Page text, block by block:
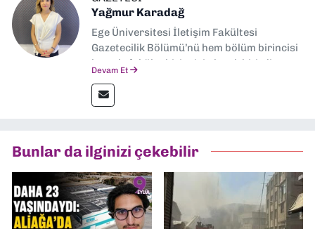
Yağmur Karadağ
Ege Üniversitesi İletişim Fakültesi
Gazetecilik Bölümü’nü hem bölüm birincisi
hem de fakülte birincisi olarak bitirdim.
İletişim” üzerine yüksek lisans eğitimimi
tamamladım. Halen aynı anabilim dalında
Müdürü” olarak görev almaktayım. Hak
odaklı haberciliğe dair çalışmalar
yapıyorum
Devam Et
Bunlar da ilginizi çekebilir